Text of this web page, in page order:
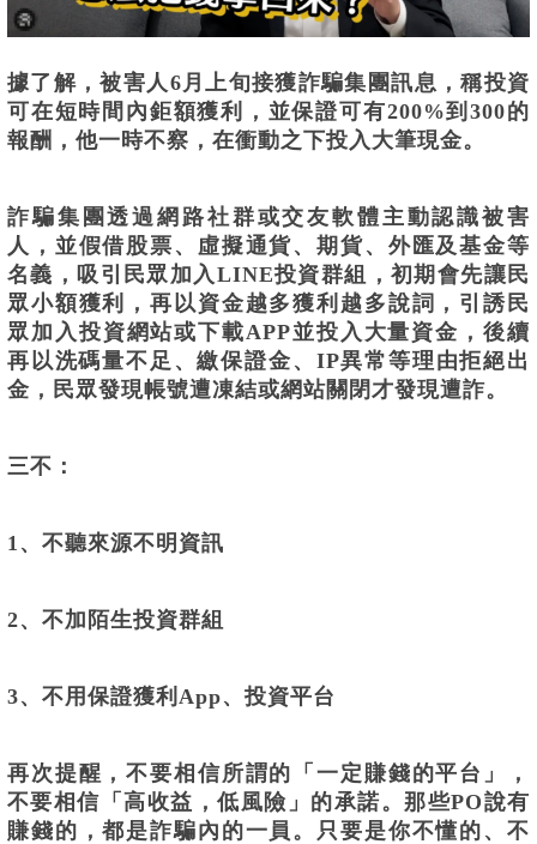
據了解，被害人6月上旬接獲詐騙集團訊息，稱投資
可在短時間內鉅額獲利，並保證可有200%到300的
報酬，他一時不察，在衝動之下投入大筆現金。
詐騙集團透過網路社群或交友軟體主動認識被害
人，並假借股票、虛擬通貨、期貨、外匯及基金等
名義，吸引民眾加入LINE投資群組，初期會先讓民
眾小額獲利，再以資金越多獲利越多說詞，引誘民
眾加入投資網站或下載APP並投入大量資金，後續
再以洗碼量不足、繳保證金、IP異常等理由拒絕出
金，民眾發現帳號遭凍結或網站關閉才發現遭詐。
三不：
1、不聽來源不明資訊
2、不加陌生投資群組
3、不用保證獲利App、投資平台
再次提醒，不要相信所謂的「一定賺錢的平台」，
不要相信「高收益，低風險」的承諾。那些PO說有
賺錢的，都是詐騙內的一員。只要是你不懂的、不